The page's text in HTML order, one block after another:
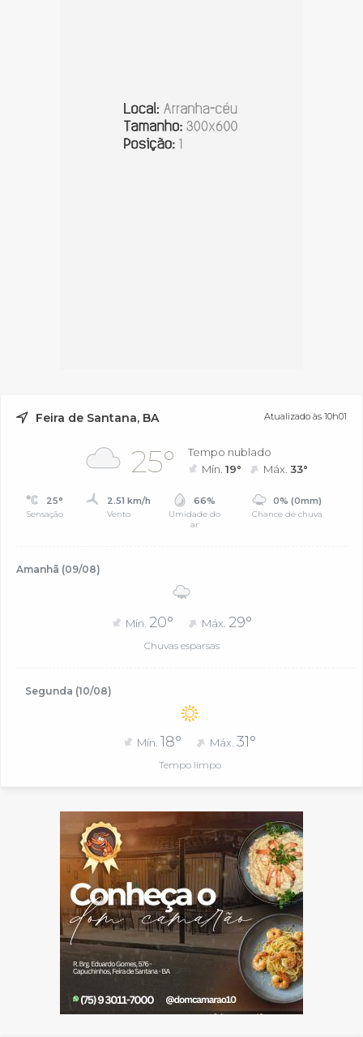
Feira de Santana, BA Atualizado às 10h01
25°
Tempo nublado
Mín.19° Máx.33°
25°
Sensação
2.51 km/h
Vento
66%
Umidade do
ar
0% (0mm)
Chance de chuva
Amanhã (09/08)
Mín. 20° Máx. 29°
Chuvas esparsas
Segunda (10/08)
Mín. 18° Máx.31°
Tempo limpo